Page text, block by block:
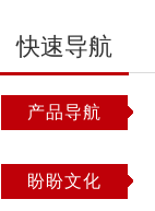
快速导航
产品导航
盼盼文化